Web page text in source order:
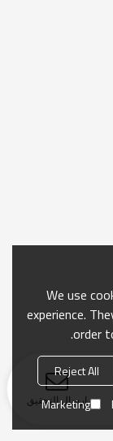
ارسال التحقيق
We use
experience.
order
Reject All
Marketing